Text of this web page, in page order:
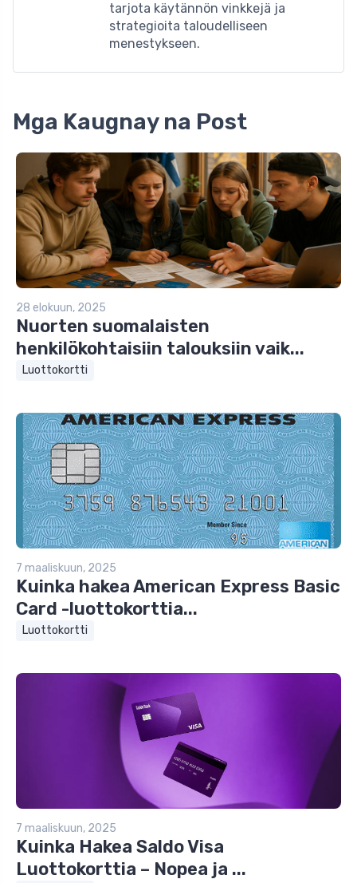
tarjota käytännön vinkkejä ja
strategioita taloudelliseen
menestykseen.
Mga Kaugnay na Post
28 elokuun, 2025
Nuorten suomalaisten
henkilökohtaisiin talouksiin vaik...
Luottokortti
7 maaliskuun, 2025
Kuinka hakea American Express Basic
Card -luottokorttia...
Luottokortti
7 maaliskuun, 2025
Kuinka Hakea Saldo Visa
Luottokorttia – Nopea ja ...